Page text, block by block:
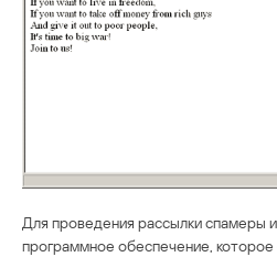
Для проведения рассылки спамеры
программное обеспечение,